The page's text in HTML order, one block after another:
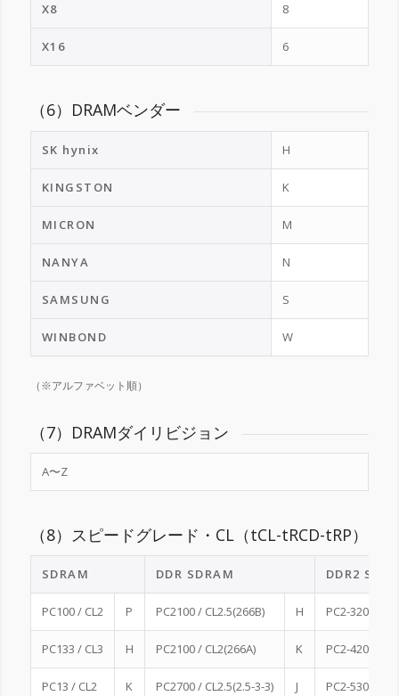
X8 8
X16 6
（6）DRAMベンダー
SK hynix H
KINGSTON K
MICRON M
NANYA N
SAMSUNG S
WINBOND W
（※アルファベット順）
（7）DRAMダイリビジョン
A〜Z
（8）スピードグレード・CL（tCL-tRCD-tRP）
SDRAM DDR SDRAM DDR2
PC100 / CL2 P PC2100 / CL2.5(266B) H PC2-3200(3-
PC133 / CL3 H PC2100 / CL2(266A) K PC2-4200(4-
PC13 / CL2 K PC2700 / CL2.5(2.5-3-3) J PC2-5300(5-